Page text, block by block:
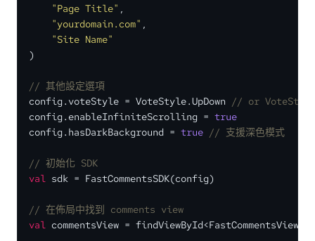
"Page Title" ,
"yourdomain.com" ,
"Site Name"
)
// 其他設定選項
config.voteStyle = VoteStyle.UpDown
// or
config.enableInfiniteScrolling = true
config.hasDarkBackground = true // 支援深色模式
// 初始化 SDK
val sdk = FastCommentsSDK(config)
// 在佈局中找到 comments view
val commentsView =